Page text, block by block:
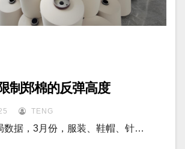
制郑棉的反弹高度
TENG
数据，3月份，服装、鞋帽、针…